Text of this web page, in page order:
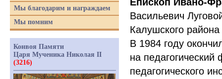
Васильевич
Калушского
В 1984 году
на педагогический
педагогического
Мы благодарим и награждаем
Мы помним
Конвоя Памяти
Царя Мученика Николая II
(3216)